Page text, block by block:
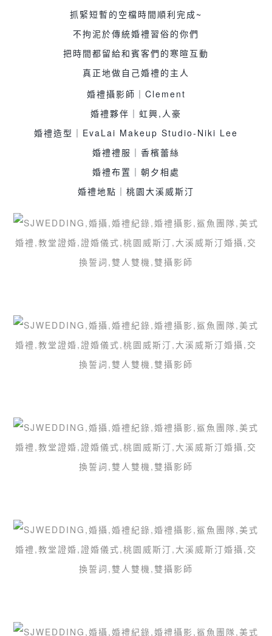
抓緊短暫的空檔時間順利完成~
不拘泥於傳統婚禮習俗的你們
把時間都留給和賓客們的寒暄互動
真正地做自己婚禮的主人
婚禮攝影師｜Clement
婚禮夥伴｜虹興,人豪
婚禮造型｜EvaLai Makeup Studio-Niki Lee
婚禮禮服｜香檳蕾絲
婚禮布置｜朝夕相處
婚禮地點｜桃園大溪威斯汀